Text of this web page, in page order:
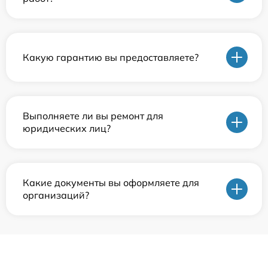
Какую гарантию вы предоставляете?
Выполняете ли вы ремонт для
юридических лиц?
Какие документы вы оформляете для
организаций?